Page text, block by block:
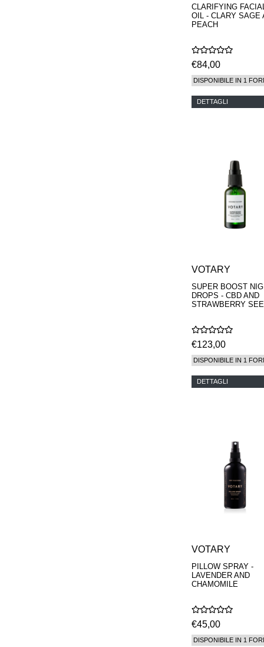
CLARIFYING
OIL - CLARY SAGE
PEACH
€84,00
DISPONIBILE IN 1
DETTAGLI
VOTARY
SUPER BOOST
DROPS - CBD AND
STRAWBERRY
€123,00
DISPONIBILE IN 1
DETTAGLI
VOTARY
PILLOW SPRAY -
LAVENDER AND
CHAMOMILE
€45,00
DISPONIBILE IN 1